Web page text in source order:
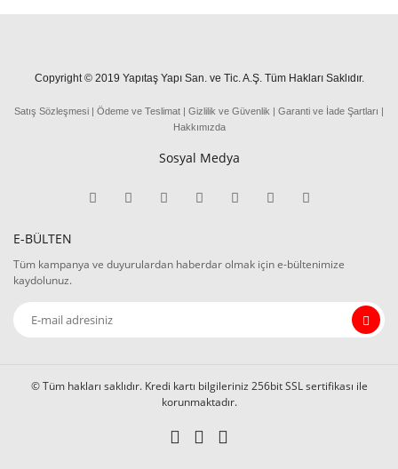
Copyright © 2019 Yapıtaş Yapı San. ve Tic. A.Ş. Tüm Hakları Saklıdır.
Satış Sözleşmesi | Ödeme ve Teslimat | Gizlilik ve Güvenlik | Garanti ve İade Şartları |
Hakkımızda
Sosyal Medya
E-BÜLTEN
Tüm kampanya ve duyurulardan haberdar olmak için e-bültenimize
kaydolunuz.
© Tüm hakları saklıdır. Kredi kartı bilgileriniz 256bit SSL sertifikası ile
korunmaktadır.